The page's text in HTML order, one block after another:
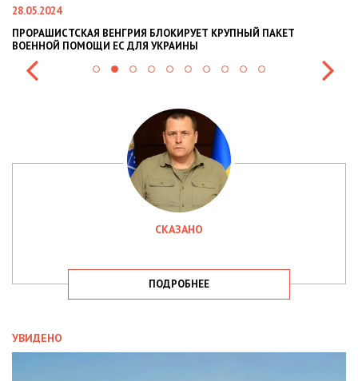
28.05.2024
ПРОРАШИСТСКАЯ ВЕНГРИЯ БЛОКИРУЕТ КРУПНЫЙ ПАКЕТ
ВОЕННОЙ ПОМОЩИ ЕС ДЛЯ УКРАИНЫ
СКАЗАНО
ПОДРОБНЕЕ
УВИДЕНО